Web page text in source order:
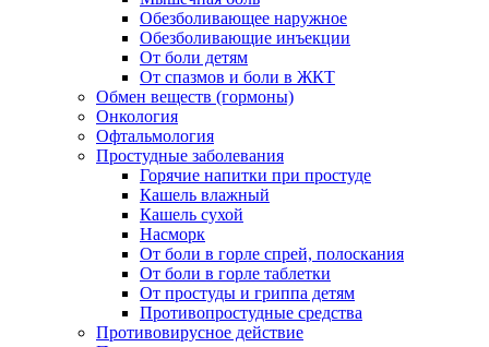
Обезболивающее наружное
Обезболивающие инъекции
От боли детям
От спазмов и боли в ЖКТ
Обмен веществ (гормоны)
Онкология
Офтальмология
Простудные заболевания
Горячие напитки при простуде
Кашель влажный
Кашель сухой
Насморк
От боли в горле спрей, полоскания
От боли в горле таблетки
От простуды и гриппа детям
Противопростудные средства
Противовирусное действие